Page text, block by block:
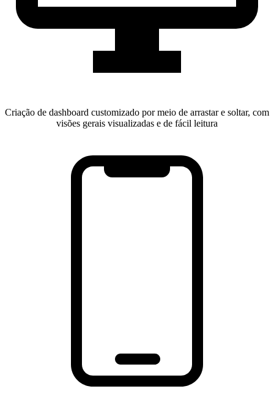
Criação de dashboard customizado por meio de arrastar e soltar, com
visões gerais visualizadas e de fácil leitura